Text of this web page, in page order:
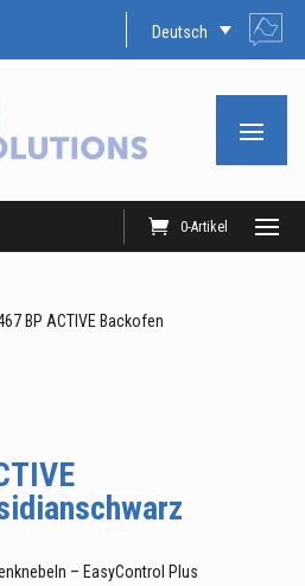
Deutsch
0-Artikel
BP ACTIVE Backofen
– EasyControl Plus